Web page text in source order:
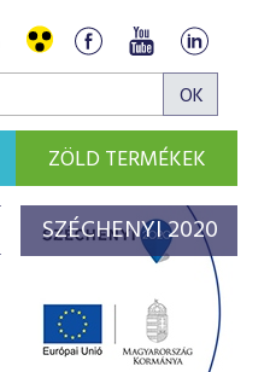
ZÖLD TERMÉKEK
SZÉCHENYI 2020